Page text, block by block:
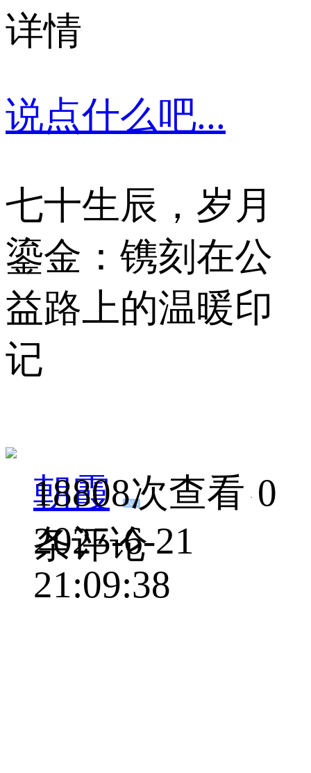
详情
说点什么吧...
七十生辰，岁月
鎏金：镌刻在公
益路上的温暖印
记
朝霞 LV.3
18808次查看 0
条评论
2025-6-21
21:09:38